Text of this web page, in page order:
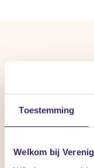
Toestemming
Welkom bij
Veelgestelde